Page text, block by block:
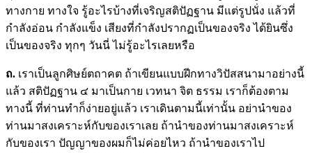
ทางกาย ทางใจ รู้อะไรบ้างที่เจริญสติปัฏฐาน มีแต่รูปนั่ง แล้วที่
กำลังอ่อน กำลังแข็ง เสียงที่กำลังปรากฏเป็นของจริง ได้ยินซึ่ง
เป็นของจริง ทุกๆ วันนี่ ไม่รู้อะไรเลยหรือ
ถ. เราเป็นลูกศิษย์ตถาคต ถ้าเขียนแบบฝีกทางวิปัสสนามาอย่างนี้
แล้ว สติปัฏฐาน ๔ มาเป็นกาย เวทนา จิต ธรรม เราก็ต้องตาม
ทางนี้ ที่ท่านทำก็ง่ายอยู่แล้ว เราเดินตามนี้เท่านั้น อย่านำของ
ท่านมาสงเคราะห์กับของเราเลย ถ้านำของท่านมาสงเคราะห์
กับของเรา ปัญญาของผมก็ไม่ค่อยไหว ถ้านำของเราไป